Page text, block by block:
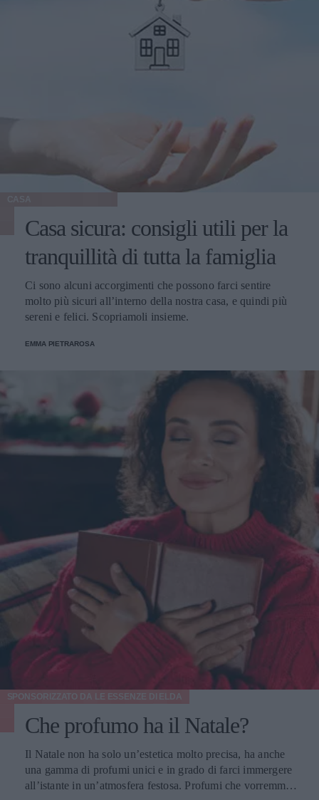
Casa sicura: consigli utili per la
tranquillità di tutta la famiglia
Ci sono alcuni accorgimenti che possono farci sentire
molto più sicuri all’interno della nostra casa, e quindi più
sereni e felici. Scopriamoli insieme.
EMMA PIETRAROSA
Che profumo ha il Natale?
Il Natale non ha solo un’estetica molto precisa, ha anche
una gamma di profumi unici e in grado di farci immergere
all’istante in un’atmosfera festosa. Profumi che vorremmo
SPONSORIZZATO DA LE ESSENZE DI ELDA